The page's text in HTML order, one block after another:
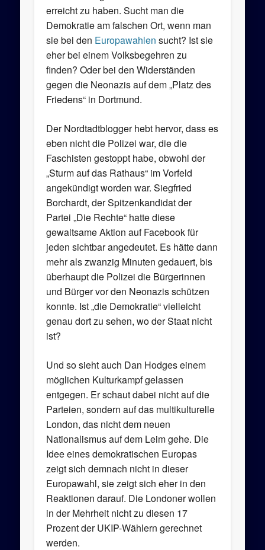
erreicht zu haben. Sucht man die
Demokratie am falschen Ort, wenn man
sie bei den Europawahlensucht? Ist sie
eher bei einem Volksbegehren zu
finden? Oder bei den Widerständen
gegen die Neonazis auf dem „Platz des
Friedens“ in Dortmund.
Der Nordtadtblogger hebt hervor, dass es
eben nicht die Polizei war, die die
Faschisten gestoppt habe, obwohl der
„Sturm auf das Rathaus“ im Vorfeld
angekündigt worden war. Siegfried
Borchardt, der Spitzenkandidat der
Partei „Die Rechte“ hatte diese
gewaltsame Aktion auf Facebook für
jeden sichtbar angedeutet. Es hätte dann
mehr als zwanzig Minuten gedauert, bis
überhaupt die Polizei die Bürgerinnen
und Bürger vor den Neonazis schützen
konnte. Ist „die Demokratie“ vielleicht
genau dort zu sehen, wo der Staat nicht
ist?
Und so sieht auch Dan Hodges einem
möglichen Kulturkampf gelassen
entgegen. Er schaut dabei nicht auf die
Parteien, sondern auf das multikulturelle
London, das nicht dem neuen
Nationalismus auf dem Leim gehe. Die
Idee eines demokratischen Europas
zeigt sich demnach nicht in dieser
Europawahl, sie zeigt sich eher in den
Reaktionen darauf. Die Londoner wollen
in der Mehrheit nicht zu diesen 17
Prozent der UKIP-Wählern gerechnet
werden.